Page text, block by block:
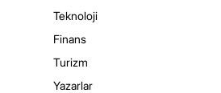
Teknoloji
Finans
Turizm
Yazarlar